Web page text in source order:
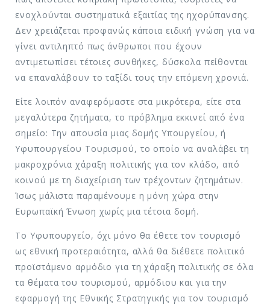
ενοχλούνται συστηματικά εξαιτίας της ηχορύπανσης.
Δεν χρειάζεται προφανώς κάποια ειδική γνώση για να
γίνει αντιληπτό πως άνθρωποι που έχουν
αντιμετωπίσει τέτοιες συνθήκες, δύσκολα πείθονται
να επαναλάβουν το ταξίδι τους την επόμενη χρονιά.
Είτε λοιπόν αναφερόμαστε στα μικρότερα, είτε στα
μεγαλύτερα ζητήματα, το πρόβλημα εκκινεί από ένα
σημείο: Την απουσία μιας δομής Υπουργείου, ή
Υφυπουργείου Τουρισμού, το οποίο να αναλάβει τη
μακροχρόνια χάραξη πολιτικής για τον κλάδο, από
κοινού με τη διαχείριση των τρέχοντων ζητημάτων.
Ίσως μάλιστα παραμένουμε η μόνη χώρα στην
Ευρωπαϊκή Ένωση χωρίς μια τέτοια δομή.
Το Υφυπουργείο, όχι μόνο θα έθετε τον τουρισμό
ως εθνική προτεραιότητα, αλλά θα διέθετε πολιτικό
προϊστάμενο αρμόδιο για τη χάραξη πολιτικής σε όλα
τα θέματα του τουρισμού, αρμόδιου και για την
εφαρμογή της Εθνικής Στρατηγικής για τον τουρισμό